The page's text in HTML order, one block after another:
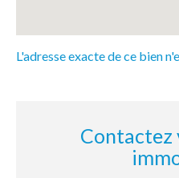
L'adresse exacte de ce bien
Contactez